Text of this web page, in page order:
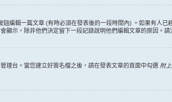
鈕編輯一篇文章 (有時必須在發表後的一段時間內) 。如果有人
顯示，除非他們決定留下一段記錄說明他們編輯文章的原因。
理台。當您建立好簽名檔之後，請在發表文章的頁面中勾選 附